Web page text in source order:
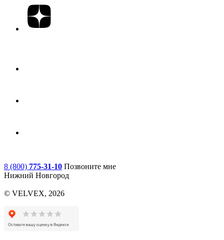
8 (800) 775-31-10 Позвоните мне
Нижний Новгород
© VELVEX, 2026